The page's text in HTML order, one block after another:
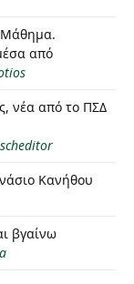
Μάθημα.
από
νέα από το ΠΣΔ
scheditor
Κανήθου
βγαίνω